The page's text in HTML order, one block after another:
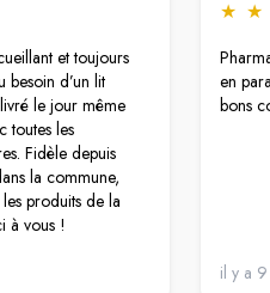
et toujours
besoin d’un lit
le jour même
toutes les
Fidèle depuis
la commune,
produits de la
à vous !
★ ★
en
bons
il y a